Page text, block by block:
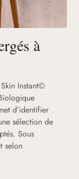
à
Instant©
d’identifier
sélection de
Sous
selon